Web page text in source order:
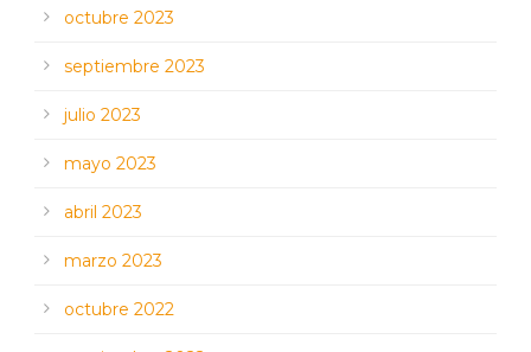
octubre 2023
septiembre 2023
julio 2023
mayo 2023
abril 2023
marzo 2023
octubre 2022